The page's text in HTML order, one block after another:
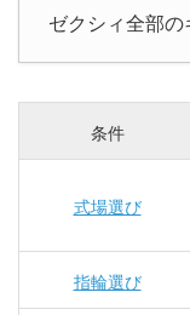
ゼクシィ全部
条件
式場選び
指輪選び